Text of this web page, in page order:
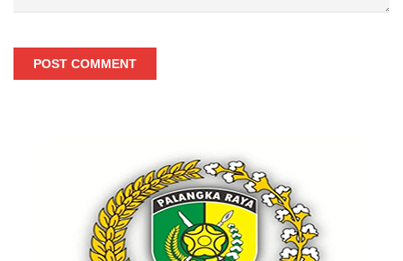
POST COMMENT